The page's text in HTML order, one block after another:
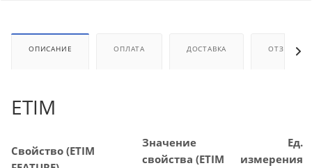
ОПИСАНИЕ ОПЛАТА ДОСТАВКА ОТЗЫВЫ
ETIM
Свойство (ETIM
Значение
свойства (ETIM
Ед.
измерения